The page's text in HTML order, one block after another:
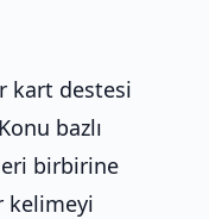
kart destesi
bazlı
birbirine
kelimeyi